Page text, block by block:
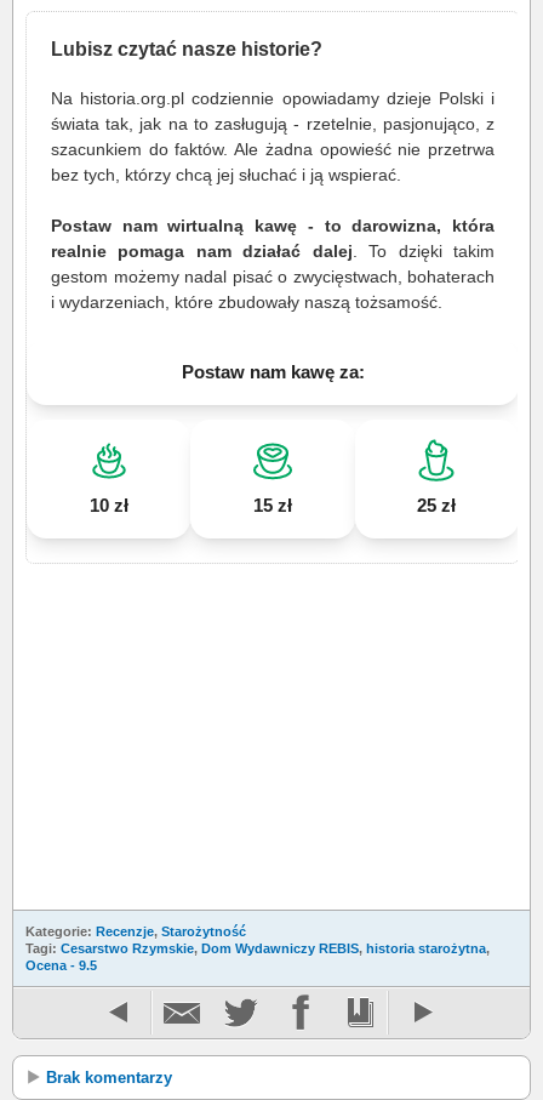
Lubisz czytać nasze historie?
Na historia.org.pl codziennie opowiadamy dzieje Polski i
świata tak, jak na to zasługują - rzetelnie, pasjonująco, z
szacunkiem do faktów. Ale żadna opowieść nie przetrwa
bez tych, którzy chcą jej słuchać i ją wspierać.
Postaw nam wirtualną kawę - to darowizna, która
realnie pomaga nam działać dalej. To dzięki takim
gestom możemy nadal pisać o zwycięstwach, bohaterach
i wydarzeniach, które zbudowały naszą tożsamość.
Postaw nam kawę za:
10 zł 15 zł 25 zł
Kategorie: Recenzje, Starożytność
Tagi: Cesarstwo Rzymskie, Dom Wydawniczy REBIS, historia starożytna,
Ocena - 9.5
Brak komentarzy